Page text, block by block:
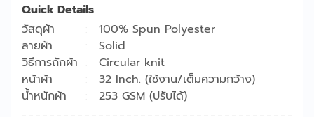
Quick Details
วัสดุผ้า
100% Spun Polyester
ลายผ้า
Solid
วิธีการถักผ้า
Circular knit
หน้าผ้า
32 Inch. (ใช้งาน/เต็มความกว้าง)
น้ำหนักผ้า
253 GSM (ปรับได้)